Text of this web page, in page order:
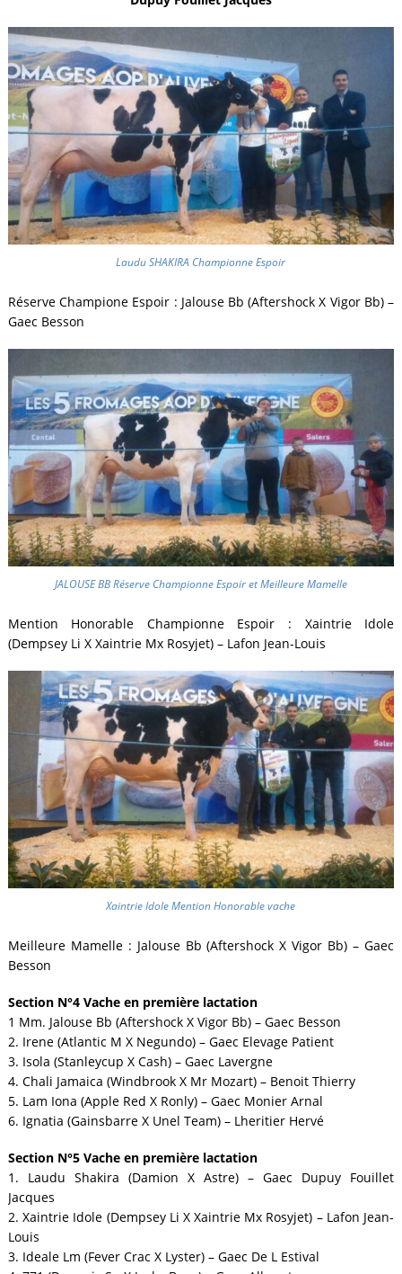
Laudu SHAKIRA Championne Espoir
Réserve Champione Espoir : Jalouse Bb (Aftershock X Vigor Bb) –
Gaec Besson
JALOUSE BB Réserve Championne Espoir et Meilleure Mamelle
Mention Honorable Championne Espoir : Xaintrie Idole
(Dempsey Li X Xaintrie Mx Rosyjet) – Lafon Jean-Louis
Xaintrie Idole Mention Honorable vache
Meilleure Mamelle : Jalouse Bb (Aftershock X Vigor Bb) – Gaec
Besson
Section N°4 Vache en première lactation
1 Mm. Jalouse Bb (Aftershock X Vigor Bb) – Gaec Besson
2. Irene (Atlantic M X Negundo) – Gaec Elevage Patient
3. Isola (Stanleycup X Cash) – Gaec Lavergne
4. Chali Jamaica (Windbrook X Mr Mozart) – Benoit Thierry
5. Lam Iona (Apple Red X Ronly) – Gaec Monier Arnal
6. Ignatia (Gainsbarre X Unel Team) – Lheritier Hervé
Section N°5 Vache en première lactation
1. Laudu Shakira (Damion X Astre) – Gaec Dupuy Fouillet
Jacques
2. Xaintrie Idole (Dempsey Li X Xaintrie Mx Rosyjet) – Lafon Jean-
Louis
3. Ideale Lm (Fever Crac X Lyster) – Gaec De L Estival